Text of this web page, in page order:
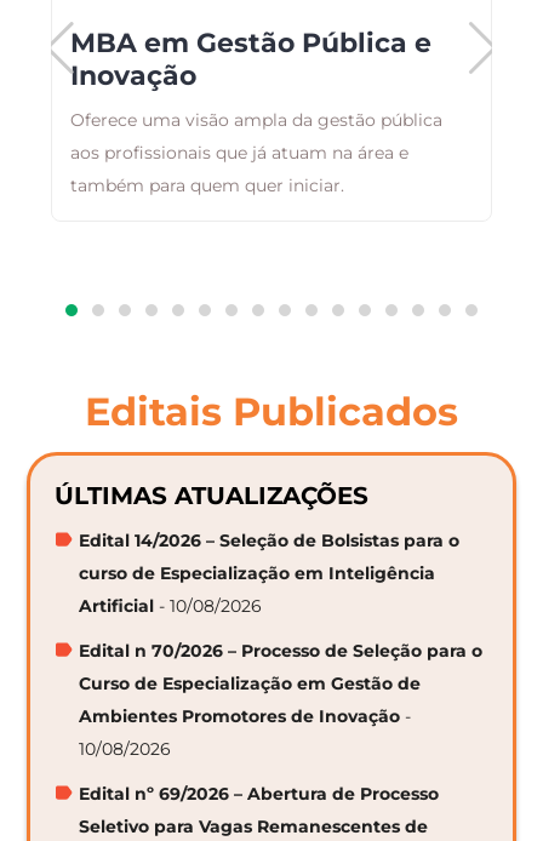
MBA em Gestão Pública e
Inovação
Oferece uma visão ampla da gestão pública
aos profissionais que já atuam na área e
também para quem quer iniciar.
Editais Publicados
ÚLTIMAS ATUALIZAÇÕES
Edital 14/2026 – Seleção de Bolsistas para o
curso de Especialização em Inteligência
Artificial - 10/08/2026
Edital n 70/2026 – Processo de Seleção para o
Curso de Especialização em Gestão de
Ambientes Promotores de Inovação -
10/08/2026
Edital nº 69/2026 – Abertura de Processo
Seletivo para Vagas Remanescentes de